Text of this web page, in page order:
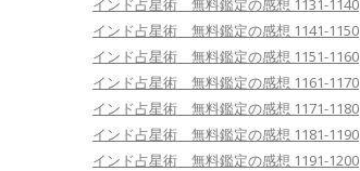
インド占星術 無料鑑定の感想 1131-1140
インド占星術 無料鑑定の感想 1141-1150
インド占星術 無料鑑定の感想 1151-1160
インド占星術 無料鑑定の感想 1161-1170
インド占星術 無料鑑定の感想 1171-1180
インド占星術 無料鑑定の感想 1181-1190
インド占星術 無料鑑定の感想 1191-1200